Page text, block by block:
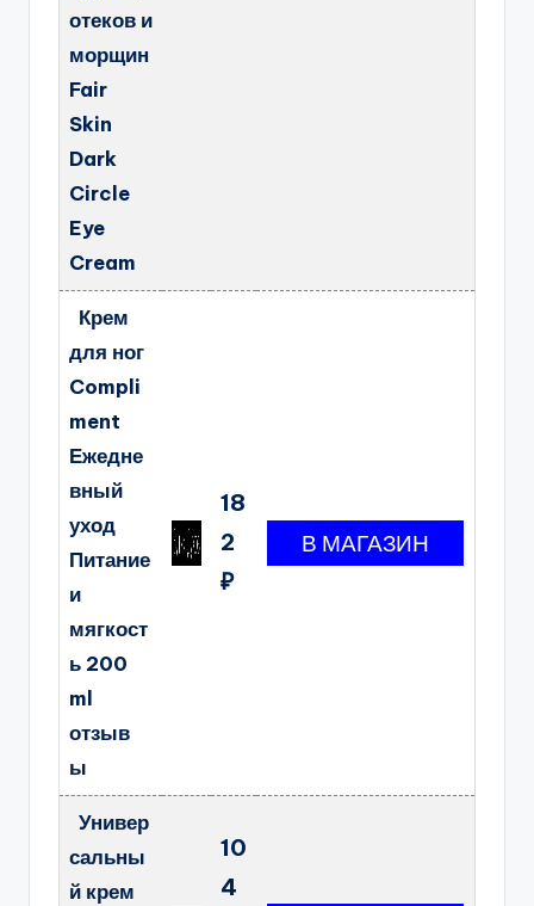
отеков и
морщин
Fair
Skin
Dark
Circle
Eye
Cream
Крем
для ног
Compli
ment
Ежедне
вный
уход
Питание
и
мягкост
ь 200
ml
отзыв
ы
18
2
₽
Универ
сальны
й крем
10
4